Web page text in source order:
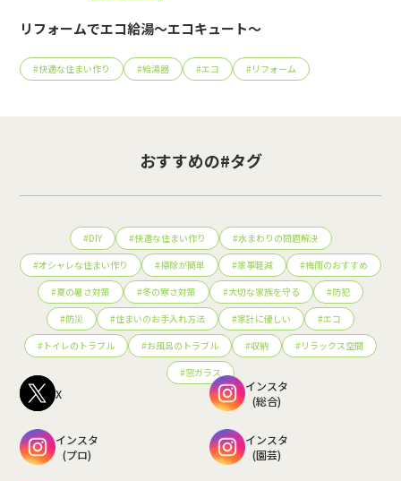
リフォームでエコ給湯～エコキュート～
#快適な住まい作り #給湯器 #エコ #リフォーム
おすすめの#タグ
#DIY #快適な住まい作り #水まわりの問題解決
#オシャレな住まい作り #掃除が簡単 #家事軽減 #梅雨のおすすめ
#夏の暑さ対策 #冬の寒さ対策 #大切な家族を守る #防犯
#防災 #住まいのお手入れ方法 #家計に優しい #エコ
# トイレのトラブル #お風呂のトラブル #収納 #リラックス空間
#窓ガラス
X
インスタ
(総合)
インスタ
(プロ)
インスタ
(園芸)